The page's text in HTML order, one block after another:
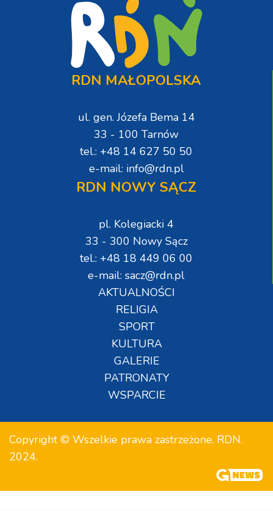
RDN MAŁOPOLSKA
ul. gen. Józefa Bema 14
33 - 100 Tarnów
tel.: +48 14 627 50 50
e-mail: info@rdn.pl
RDN NOWY SĄCZ
pl. Kolegiacki 4
33 - 300 Nowy Sącz
tel.: +48 18 449 06 00
e-mail: sacz@rdn.pl
AKTUALNOŚCI
RELIGIA
SPORT
KULTURA
GALERIE
PATRONATY
WSPARCIE
Copyright © Wszelkie prawa zastrzeżone. RDN.
2024.